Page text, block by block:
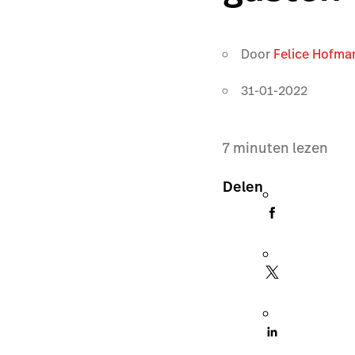
Door Felice
31-01-2022
7 minuten lezen
Delen